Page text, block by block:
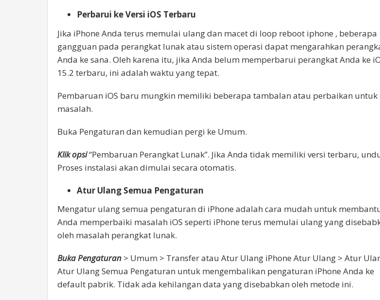
Perbarui ke Versi iOS Terbaru
Jika iPhone Anda terus memulai ulang dan macet di loop reboot iphone , beberapa
gangguan pada perangkat lunak atau sistem operasi dapat mengarahkan
Anda ke sana. Oleh karena itu, jika Anda belum memperbarui perangkat Anda ke
15.2 terbaru, ini adalah waktu yang tepat.
Pembaruan iOS baru mungkin memiliki beberapa tambalan atau perbaikan untuk
masalah.
Buka Pengaturan dan kemudian pergi ke Umum.
Klik opsi“Pembaruan Perangkat Lunak”. Jika Anda tidak memiliki versi terbaru,
Proses instalasi akan dimulai secara otomatis.
Atur Ulang Semua Pengaturan
Mengatur ulang semua pengaturan di iPhone adalah cara mudah untuk
Anda memperbaiki masalah iOS seperti iPhone terus memulai ulang yang
oleh masalah perangkat lunak.
Buka Pengaturan > Umum > Transfer atau Atur Ulang iPhone Atur Ulang > Atur
Atur Ulang Semua Pengaturan untuk mengembalikan pengaturan iPhone Anda ke
default pabrik. Tidak ada kehilangan data yang disebabkan oleh metode ini.